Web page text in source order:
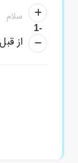
-1
سلام
از